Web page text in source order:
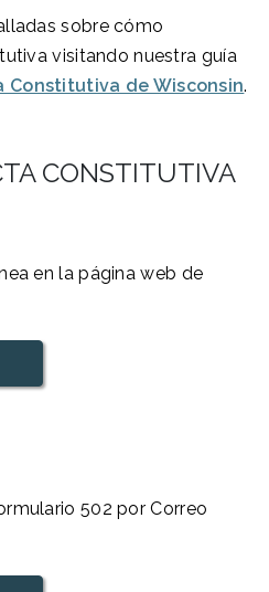
sobre cómo
visitando nuestra guía
Constitutiva de Wisconsin.
CONSTITUTIVA
en la página web de
502 por Correo